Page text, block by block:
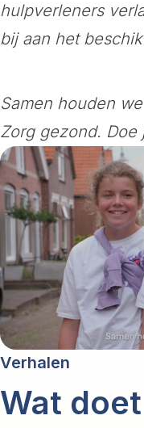
hulpverleners
bij aan het
Samen houden
Zorg gezond. Doe
Verhalen
Wat